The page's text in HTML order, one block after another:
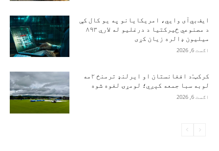
ایف‌بي‌آی وايي، امریکایانو په یو کال کې
د مصنوعي ځیرکتیا د درغلیو له لارې ۸۹۳
میلیون ډالره زیان کړی
اګست 6, 2026
کرکټ:د افغانستان او ایرلنډ ترمنځ ۲مه
لوبه سبا جمعه کېږي؛ لومړۍ لغوه شوه
اګست 6, 2026